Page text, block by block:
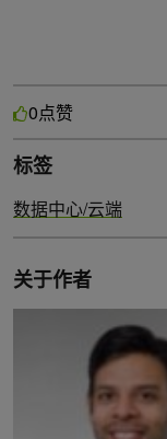
0点赞
标签
数据中心/云端
关于作者